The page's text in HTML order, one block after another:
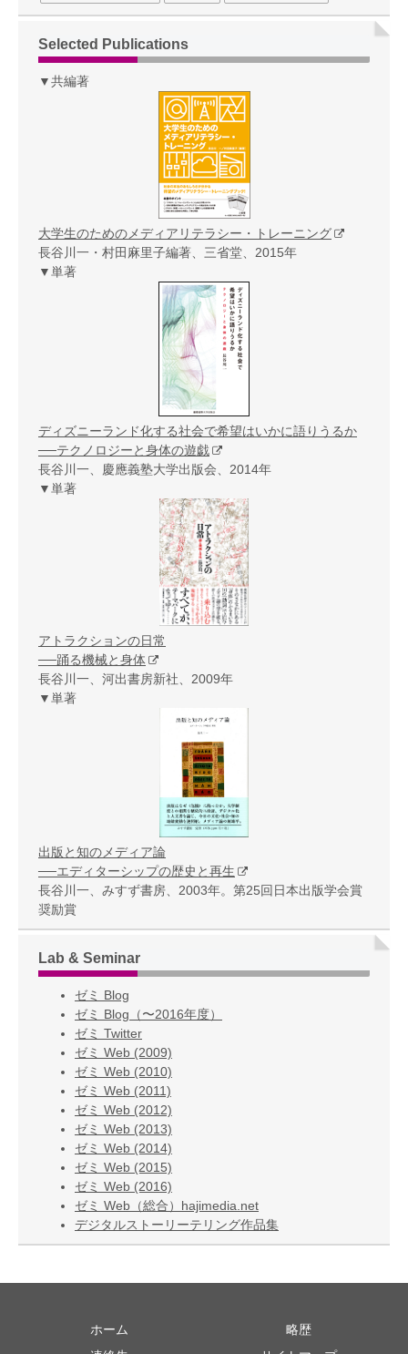
Selected Publications
▼共編著
大学生のためのメディアリテラシー・トレーニング
長谷川一・村田麻里子編著、三省堂、2015年
▼単著
ディズニーランド化する社会で希望はいかに語りうるか
──テクノロジーと身体の遊戯
長谷川一、慶應義塾大学出版会、2014年
▼単著
アトラクションの日常
──踊る機械と身体
長谷川一、河出書房新社、2009年
▼単著
出版と知のメディア論
──エディターシップの歴史と再生
長谷川一、みすず書房、2003年。第25回日本出版学会賞
奨励賞
Lab & Seminar
ゼミ Blog
ゼミ Blog（〜2016年度）
ゼミ Twitter
ゼミ Web (2009)
ゼミ Web (2010)
ゼミ Web (2011)
ゼミ Web (2012)
ゼミ Web (2013)
ゼミ Web (2014)
ゼミ Web (2015)
ゼミ Web (2016)
ゼミ Web（総合）hajimedia.net
デジタルストーリーテリング作品集
ホーム
略歴